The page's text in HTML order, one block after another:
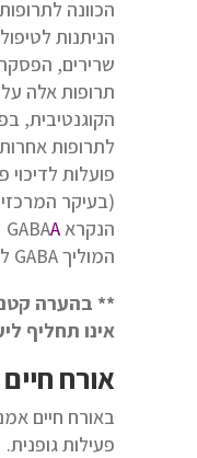
הכוונה
הניתנות
שרירים,
תרופות אלה
הקוגנטיבית,
לתרופות
פועלות
(בעיקר
הנקרא GABAA
המוליך GABA לקולטן.
** בהערה
אינו תחליף
אורח חיים
באורח חיים
פעילות גופנית.